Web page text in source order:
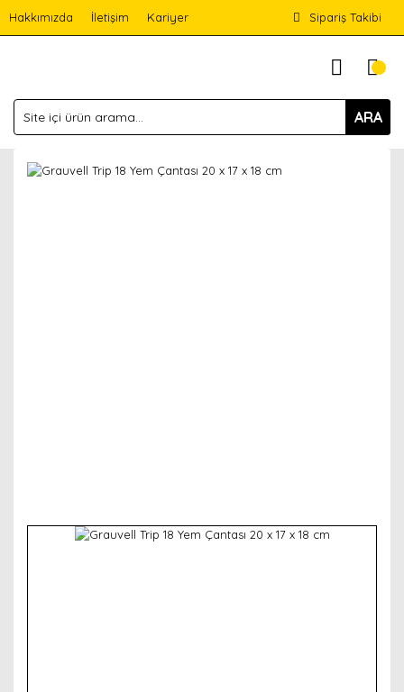
Hakkımızda İletişim Kariyer Sipariş Takibi
ARA